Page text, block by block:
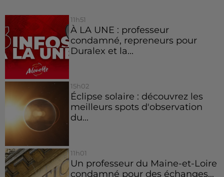
11h51
À LA UNE : professeur
condamné, repreneurs pour
Duralex et la...
15h02
Éclipse solaire : découvrez les
meilleurs spots d'observation
du...
11h01
Un professeur du Maine-et-Loire
condamné pour des échanges...